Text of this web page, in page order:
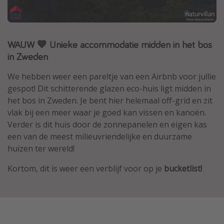
Thailand
Malta
Madeira
Egypte
Bali
Type vakantie
Overzicht
Autoverhuur
WAUW 💙 Unieke accommodatie midden in het bos
in Zweden
We hebben weer een pareltje van een Airbnb voor jullie
gespot! Dit schitterende glazen eco-huis ligt midden in
het bos in Zweden. Je bent hier helemaal off-grid en zit
vlak bij een meer waar je goed kan vissen en kanoën.
Verder is dit huis door de zonnepanelen en eigen kas
een van de meest milieuvriendelijke en duurzame
huizen ter wereld!
Kortom, dit is weer een verblijf voor op je bucketlist!